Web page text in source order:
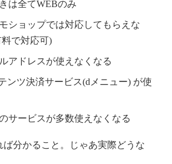
は全てWEBのみ
ショップでは対応してもらえな
で対応可)
アドレスが使えなくなる
ンツ決済サービス(dメニュー) が使
サービスが多数使えなくなる
ば分かること。じゃあ実際どうな